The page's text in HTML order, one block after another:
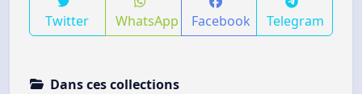
Twitter WhatsApp Facebook Telegram
Dans ces collections